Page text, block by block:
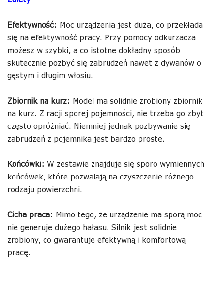
Efektywność: Moc urządzenia jest duża, co przekłada
się na efektywność pracy. Przy pomocy odkurzacza
możesz w szybki, a co istotne dokładny sposób
skutecznie pozbyć się zabrudzeń nawet z dywanów o
gęstym i długim włosiu.
Zbiornik na kurz: Model ma solidnie zrobiony zbiornik
na kurz. Z racji sporej pojemności, nie trzeba go zbyt
często opróżniać. Niemniej jednak pozbywanie się
zabrudzeń z pojemnika jest bardzo proste.
Końcówki: W zestawie znajduje się sporo wymiennych
końcówek, które pozwalają na czyszczenie różnego
rodzaju powierzchni.
Cicha praca: Mimo tego, że urządzenie ma sporą moc
nie generuje dużego hałasu. Silnik jest solidnie
zrobiony, co gwarantuje efektywną i komfortową
pracę.